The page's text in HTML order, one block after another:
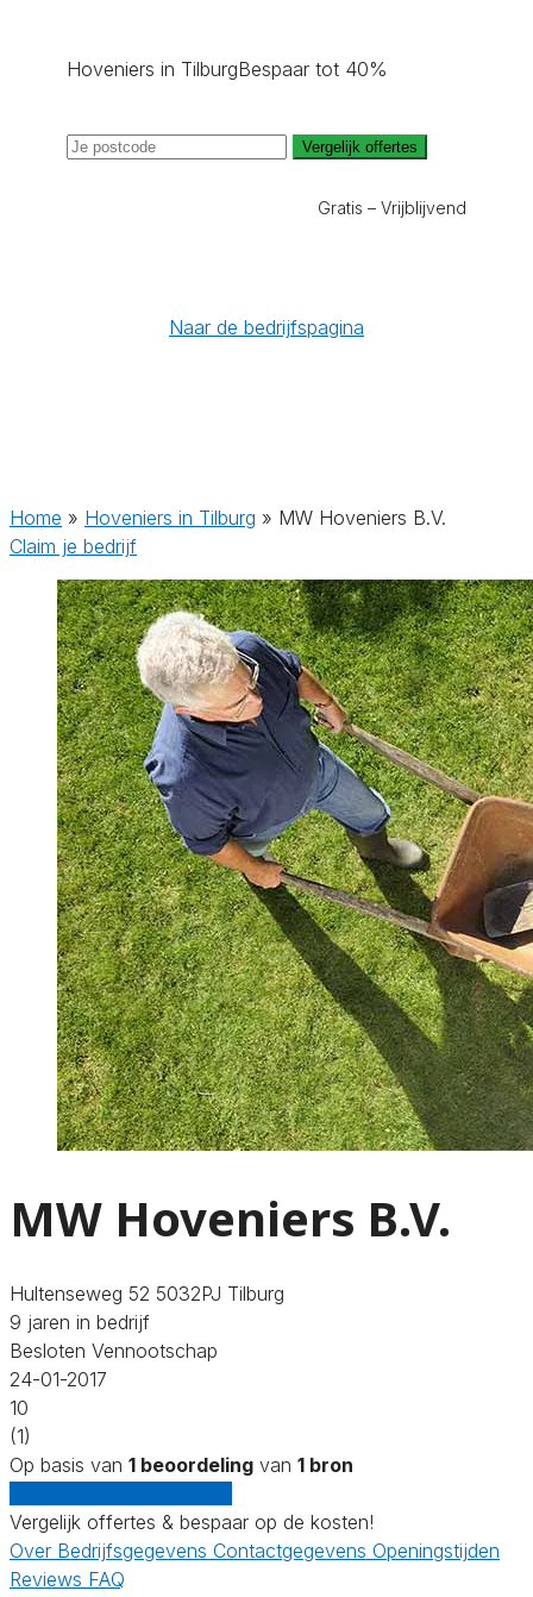
Hoveniers in TilburgBespaar tot 40%
Vergelijk offertes
Gratis – Vrijblijvend
Naar de bedrijfspagina
Home » Hoveniers in Tilburg » MW Hoveniers B.V.
Claim je bedrijf
MW Hoveniers B.V.
Hultenseweg 52 5032PJ Tilburg
9 jaren in bedrijf
Besloten Vennootschap
24-01-2017
10
(1)
Op basis van 1 beoordeling van 1 bron
Vergelijk offertes & bespaar op de kosten!
Over Bedrijfsgegevens Contactgegevens Openingstijden
Reviews FAQ